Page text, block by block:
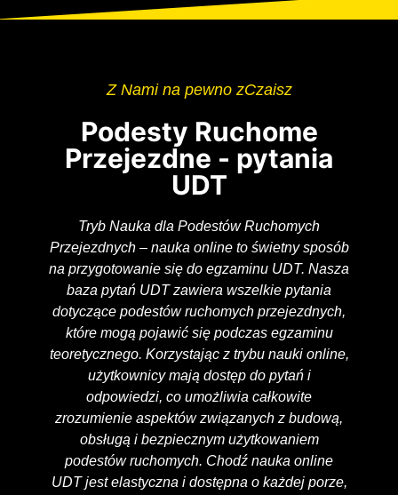
Z Nami na pewno zCzaisz
Podesty Ruchome
Przejezdne - pytania
UDT
Tryb Nauka dla Podestów Ruchomych
Przejezdnych – nauka online to świetny sposób
na przygotowanie się do egzaminu UDT. Nasza
baza pytań UDT zawiera wszelkie pytania
dotyczące podestów ruchomych przejezdnych,
które mogą pojawić się podczas egzaminu
teoretycznego. Korzystając z trybu nauki online,
użytkownicy mają dostęp do pytań i
odpowiedzi, co umożliwia całkowite
zrozumienie aspektów związanych z budową,
obsługą i bezpiecznym użytkowaniem
podestów ruchomych. Chodź nauka online
UDT jest elastyczna i dostępna o każdej porze,